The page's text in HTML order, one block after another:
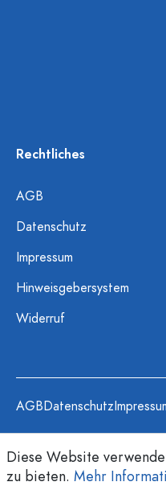
Rechtliches
AGB
Datenschutz
Impressum
Hinweisgebersystem
Widerruf
AGBDatenschutz
Diese Website
zu bieten. Mehr